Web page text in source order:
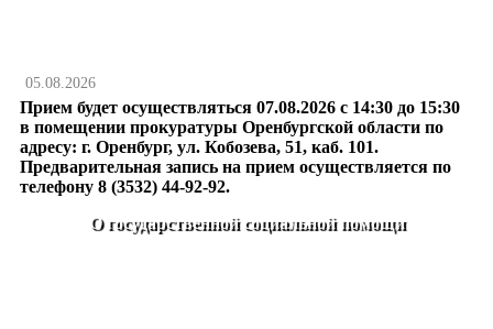
05.08.2026
Прием будет осуществляться 07.08.2026 с 14:30 до 15:30
в помещении прокуратуры Оренбургской области по
адресу: г. Оренбург, ул. Кобозева, 51, каб. 101.
Предварительная запись на прием осуществляется по
телефону 8 (3532) 44-92-92.
О государственной социальной помощи